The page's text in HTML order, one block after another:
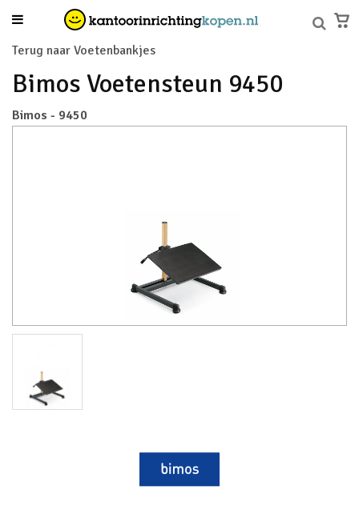
Terug naar Voetenbankjes
Bimos Voetensteun 9450
Bimos - 9450